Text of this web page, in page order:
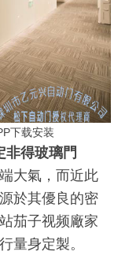
非得玻璃門
大氣，而近此
於其優良的密
茄子视频廠家
量身定製。